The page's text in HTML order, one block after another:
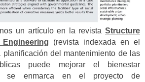
un artículo en la revista Structure
(revista indexada en el
del mantenimiento de las
puede mejorar el bienestar
se enmarca en el proyecto de